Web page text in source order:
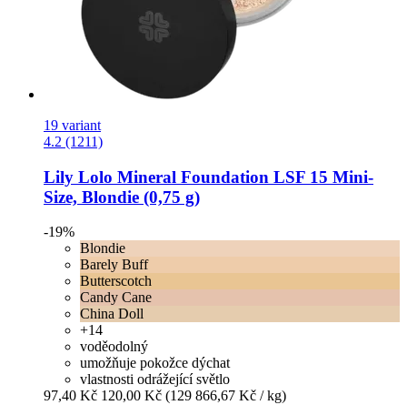
19 variant
4.2 (1211)
Lily Lolo Mineral Foundation LSF 15 Mini-​
Size, Blondie (0,75 g)
-19%
Blondie
Barely Buff
Butterscotch
Candy Cane
China Doll
+14
voděodolný
umožňuje pokožce dýchat
vlastnosti odrážející světlo
97,40 Kč 120,00 Kč (129 866,67 Kč / kg)